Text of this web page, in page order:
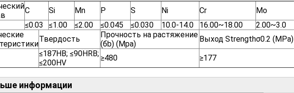
C Si Mn P S Ni Cr
Mo
≤0.03
≤1.00 ≤2.00 ≤0.045 ≤0.030 10.0-14.0 16.00~18.00
2.00~3.0
Твердость
Прочность на растяжение
(бb) (Mpa)
Выход Strengthσ0.2 (MPa)
≤187HB; ≤90HRB;
≤200HV
≥480 ≥177
информации